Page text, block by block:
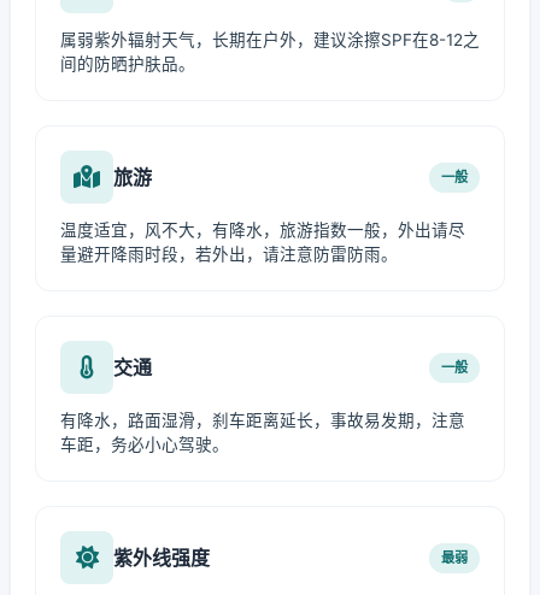
属弱紫外辐射天气，长期在户外，建议涂擦SPF在8-12之
间的防晒护肤品。
旅游 一般
温度适宜，风不大，有降水，旅游指数一般，外出请尽
量避开降雨时段，若外出，请注意防雷防雨。
交通 一般
有降水，路面湿滑，刹车距离延长，事故易发期，注意
车距，务必小心驾驶。
紫外线强度 最弱